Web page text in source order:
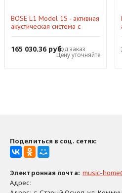
BOSE L1 Model 1S - активная
акустическая система с
165 030.36 руб.Под заказ
Цену уточняйте
Поделиться в соц. сетях:
Электронная почта: music-
Адрес: